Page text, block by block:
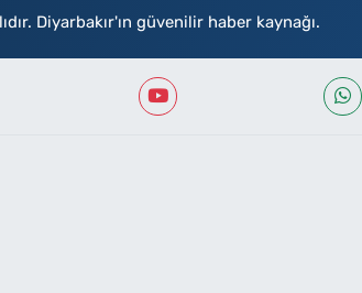
Diyarbakır'ın güvenilir haber kaynağı.